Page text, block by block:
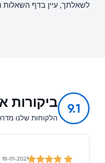
לשאלתך, עיין בדף השאלות
9.1 ביקורות
הלקוחות שלנו מדרגים אותנו
18-01-2021